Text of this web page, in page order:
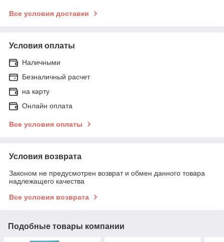
Все условия доставки
Условия оплаты
Наличными
Безналичный расчет
на карту
Онлайн оплата
Все условия оплаты
Условия возврата
Законом не предусмотрен возврат и обмен данного товара
надлежащего качества
Все условия возврата
Подобные товары компании